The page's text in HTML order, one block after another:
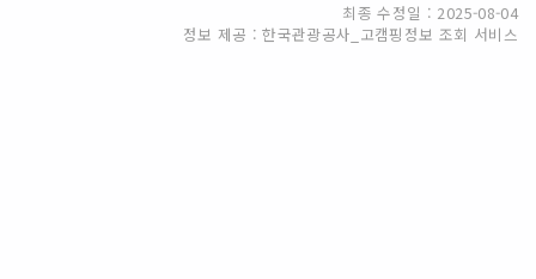
최종 수정일 : 2025-08-04
정보 제공 : 한국관광공사_고캠핑정보 조회 서비스